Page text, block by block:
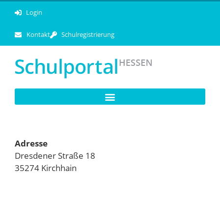
Login
Kontakt Schulregistrierung
Adresse
Dresdener Straße 18
35274 Kirchhain